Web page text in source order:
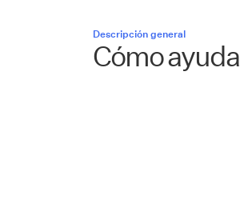
Descripción general
Cómo